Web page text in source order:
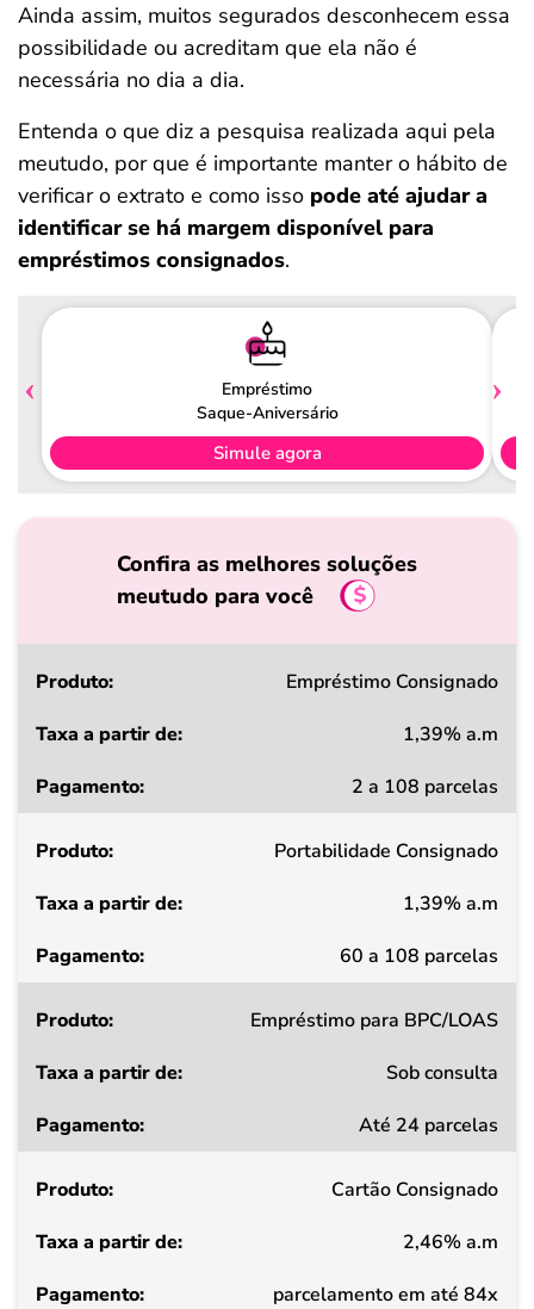
Ainda assim, muitos segurados desconhecem essa
possibilidade ou acreditam que ela não é
necessária no dia a dia.
Entenda o que diz a pesquisa realizada aqui pela
meutudo, por que é importante manter o hábito de
verificar o extrato e como isso pode até ajudar a
identificar se há margem disponível para
empréstimos consignados.
Empréstimo
Saque-Aniversário
Simule agora
Confira as melhores soluções
meutudo para você
Produto
a
de
Pagamento
Empréstimo Consignado
1,39% a.m
2 a 108 parcelas
Portabilidade Consignado
1,39% a.m
60 a 108 parcelas
Empréstimo para BPC/LOAS
Sob consulta
Até 24 parcelas
Cartão Consignado
2,46% a.m
parcelamento em até 84x